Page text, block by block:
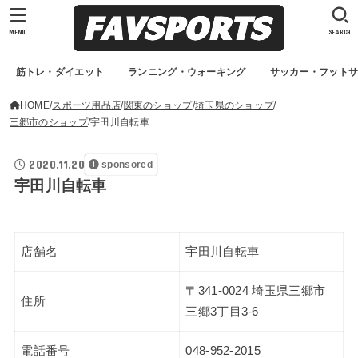
筋トレ・ダイエット ランニング・ウォーキング サッカー・フット
SEARCH
MENU
HOME スポーツ用品店 関東のショップ 埼玉県のショップ
三郷市のショップ 宇田川自転車
2020.11.20 sponsored
宇田川自転車
店舗名 宇田川自転車
住所
〒341-0024 埼玉県三郷市
三郷3丁目3-6
電話番号 048-952-2015